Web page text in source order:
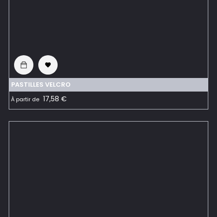

PASTILLES VELCRO
À partir de Prix
17,58 €